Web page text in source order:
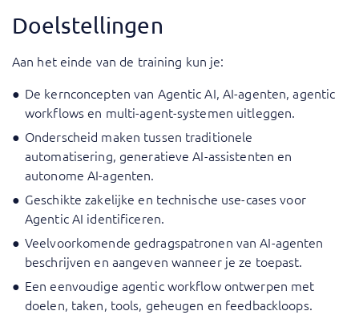
Doelstellingen
Aan het einde van de training kun je:
De kernconcepten van Agentic AI, AI-agenten, agentic
workflows en multi-agent-systemen uitleggen.
Onderscheid maken tussen traditionele
automatisering, generatieve AI-assistenten en
autonome AI-agenten.
Geschikte zakelijke en technische use-cases voor
Agentic AI identificeren.
Veelvoorkomende gedragspatronen van AI-agenten
beschrijven en aangeven wanneer je ze toepast.
Een eenvoudige agentic workflow ontwerpen met
doelen, taken, tools, geheugen en feedbackloops.